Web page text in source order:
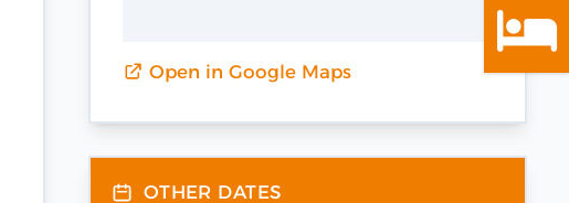
Open in Google Maps
OTHER DATES